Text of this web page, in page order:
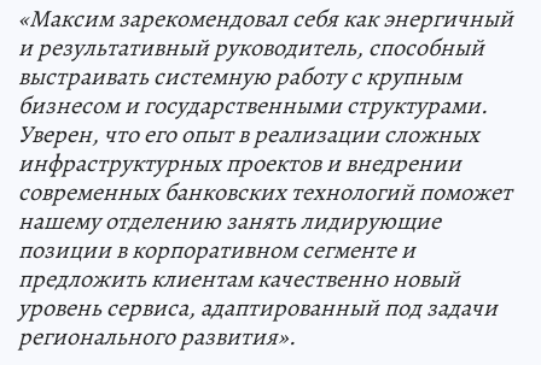
«Максим зарекомендовал себя как энергичный
и результативный руководитель, способный
выстраивать системную работу с крупным
бизнесом и государственными структурами.
Уверен, что его опыт в реализации сложных
инфраструктурных проектов и внедрении
современных банковских технологий поможет
нашему отделению занять лидирующие
позиции в корпоративном сегменте и
предложить клиентам качественно новый
уровень сервиса, адаптированный под задачи
регионального развития».